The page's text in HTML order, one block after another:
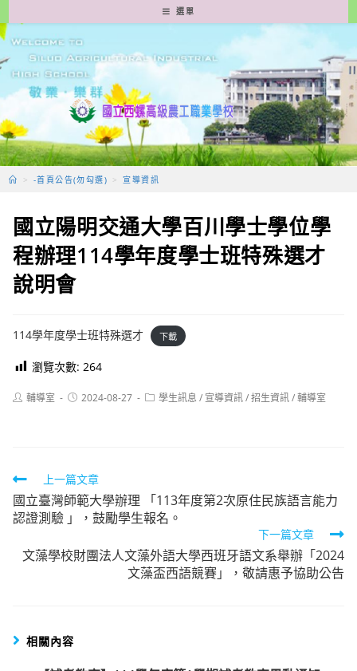
轉
至
要
容
選單
> -首頁公告(勿勾選) > 宣導資訊
國立陽明交通大學百川學士學位學
程辦理114學年度學士班特殊選才
說明會
114學年度學士班特殊選才 下載
瀏覽次數: 264
Post輔導室
Post2024-08-27
Post學生訊息 / 宣導資訊/招生資訊/輔導室
Read
more
articles
上一篇文章
國立臺灣師範大學辦理 「113年度第2次原住民族語言能力
認證測驗 」，鼓勵學生報名。
下一篇文章
文藻學校財團法人文藻外語大學西班牙語文系舉辦「2024
文藻盃西語競賽」，敬請惠予協助公告
相關內容